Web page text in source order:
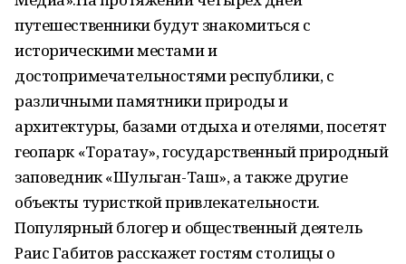
путешественники будут знакомиться с
историческими местами и
достопримечательностями республики, с
различными памятники природы и
архитектуры, базами отдыха и отелями, посетят
геопарк «Торатау», государственный природный
заповедник «Шульган-Таш», а также другие
объекты туристкой привлекательности.
Популярный блогер и общественный деятель
Раис Габитов расскажет гостям столицы о